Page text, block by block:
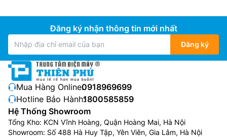
Đăng ký nhận thông tin mới nhất
Đăng ký
Mua Hàng Online:0918969699
Hotline Bảo Hành:1800585859
Hệ Thống Showroom
Tổng Kho: KCN Vĩnh Hoàng, Quận Hoàng Mai, Hà Nội
Showroom: Số 488 Hà Huy Tập, Yên Viên, Gia Lâm, Hà Nội